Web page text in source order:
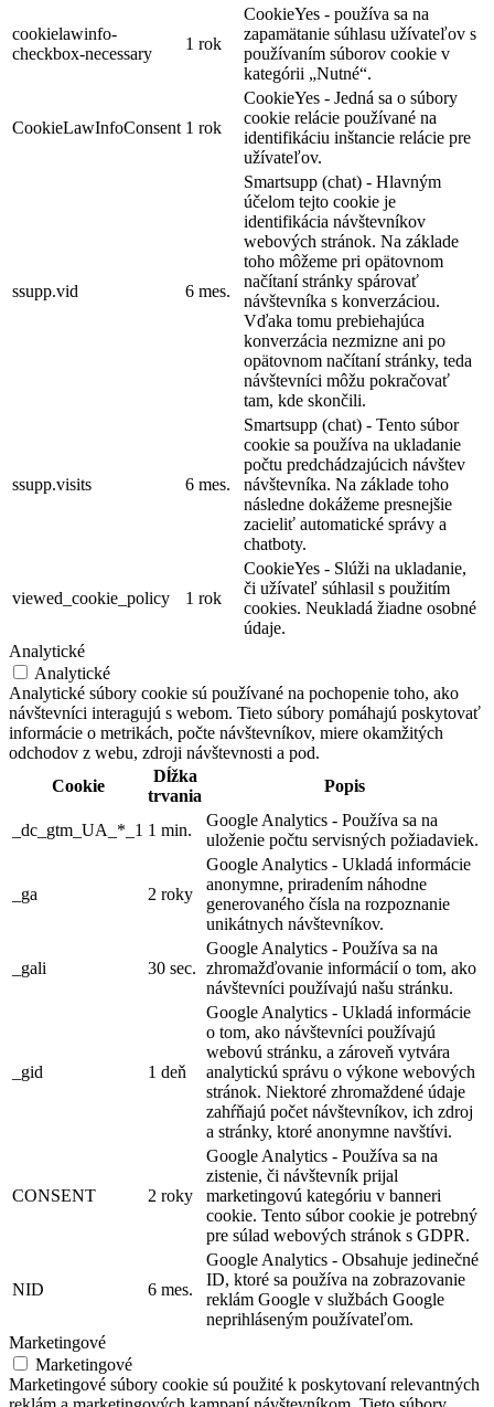
cookielawinfo-
checkbox-necessary
1 rok
CookieYes - používa sa na
zapamätanie súhlasu užívateľov s
používaním súborov cookie v
kategórii „Nutné“.
CookieLawInfoConsent 1 rok
CookieYes - Jedná sa o súbory
cookie relácie používané na
identifikáciu inštancie relácie pre
užívateľov.
ssupp.vid 6 mes.
Smartsupp (chat) - Hlavným
účelom tejto cookie je
identifikácia návštevníkov
webových stránok. Na základe
toho môžeme pri opätovnom
načítaní stránky spárovať
návštevníka s konverzáciou.
Vďaka tomu prebiehajúca
konverzácia nezmizne ani po
opätovnom načítaní stránky, teda
návštevníci môžu pokračovať
tam, kde skončili.
ssupp.visits 6 mes.
Smartsupp (chat) - Tento súbor
cookie sa používa na ukladanie
počtu predchádzajúcich návštev
návštevníka. Na základe toho
následne dokážeme presnejšie
zacieliť automatické správy a
chatboty.
viewed_cookie_policy 1 rok
CookieYes - Slúži na ukladanie,
či užívateľ súhlasil s použitím
cookies. Neukladá žiadne osobné
údaje.
Analytické
Analytické
Analytické súbory cookie sú používané na pochopenie toho, ako
návštevníci interagujú s webom. Tieto súbory pomáhajú poskytovať
informácie o metrikách, počte návštevníkov, miere okamžitých
odchodov z webu, zdroji návštevnosti a pod.
Cookie
Dĺžka
trvania
Popis
_dc_gtm_UA_*_1 1 min.
Google Analytics - Používa sa na
uloženie počtu servisných požiadaviek.
_ga 2 roky
Google Analytics - Ukladá informácie
anonymne, priradením náhodne
generovaného čísla na rozpoznanie
unikátnych návštevníkov.
_gali 30 sec.
Google Analytics - Používa sa na
zhromažďovanie informácií o tom, ako
návštevníci používajú našu stránku.
_gid 1 deň
Google Analytics - Ukladá informácie
o tom, ako návštevníci používajú
webovú stránku, a zároveň vytvára
analytickú správu o výkone webových
stránok. Niektoré zhromaždené údaje
zahŕňajú počet návštevníkov, ich zdroj
a stránky, ktoré anonymne navštívi.
CONSENT 2 roky
Google Analytics - Používa sa na
zistenie, či návštevník prijal
marketingovú kategóriu v banneri
cookie. Tento súbor cookie je potrebný
pre súlad webových stránok s GDPR.
NID 6 mes.
Google Analytics - Obsahuje jedinečné
ID, ktoré sa používa na zobrazovanie
reklám Google v službách Google
neprihláseným používateľom.
Marketingové
Marketingové
Marketingové súbory cookie sú použité k poskytovaní relevantných